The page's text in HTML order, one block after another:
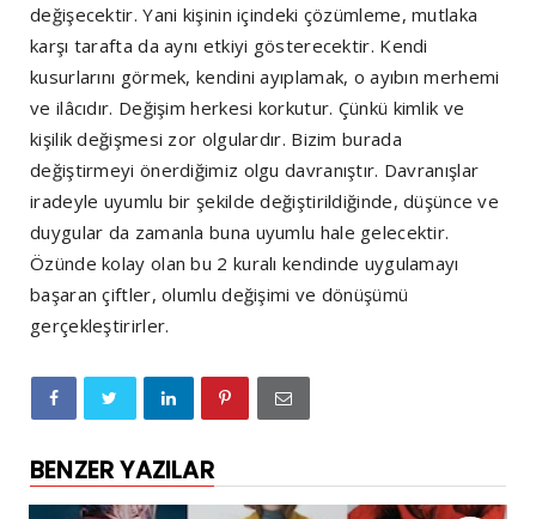
değişecektir. Yani kişinin içindeki çözümleme, mutlaka
karşı tarafta da aynı etkiyi gösterecektir. Kendi
kusurlarını görmek, kendini ayıplamak, o ayıbın merhemi
ve ilâcıdır. Değişim herkesi korkutur. Çünkü kimlik ve
kişilik değişmesi zor olgulardır. Bizim burada
değiştirmeyi önerdiğimiz olgu davranıştır. Davranışlar
iradeyle uyumlu bir şekilde değiştirildiğinde, düşünce ve
duygular da zamanla buna uyumlu hale gelecektir.
Özünde kolay olan bu 2 kuralı kendinde uygulamayı
başaran çiftler, olumlu değişimi ve dönüşümü
gerçekleştirirler.
BENZER YAZILAR